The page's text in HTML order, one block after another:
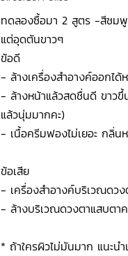
ทดลองซื้อมา 2 สูตร -สีชม
แต่อุดตันขาวๆ
ข้อดี
- ล้างเครื่องสำอางค์ออกไ
- ล้างหน้าแล้วสดชื่นดี ขาวขึ้
แล้วนุ่มมากคะ)
- เนื้อครีมฟองไม่เยอะ กลิ่น
ข้อเสีย
- เครื่องสำอางค์บริเวณดว
- ล้างบริเวณดวงตาแสบตา
* ถ้าใครผิวไม่มันมาก แนะน